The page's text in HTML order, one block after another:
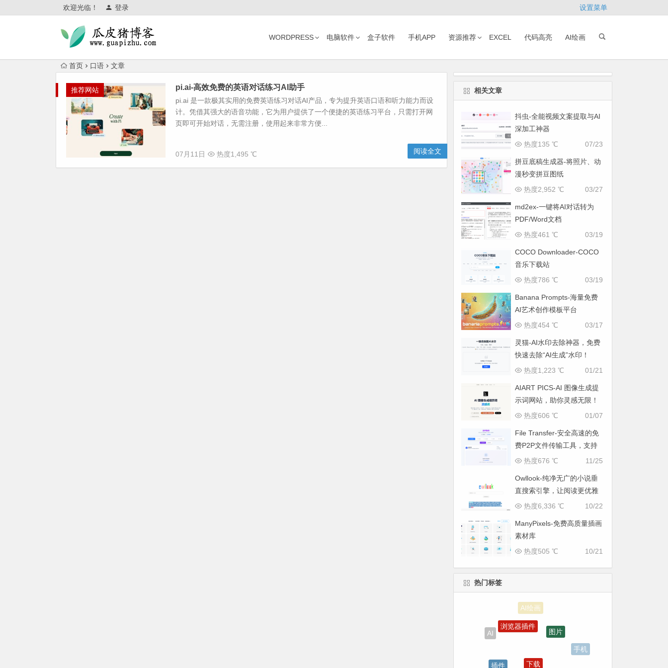
欢迎光临！ 登录 设置菜单
WORDPRESS 电脑软件 盒子软件 手机APP 资源推荐 EXCEL 代码高亮 AI绘画
首页 口语 文章
推荐网站 pi.ai-高效免费的英语对话练习AI助手
pi.ai 是一款极其实用的免费英语练习对话AI产品，专为提升英语口语和听力能力而设
计。凭借其强大的语音功能，它为用户提供了一个便捷的英语练习平台，只需打开网
页即可开始对话，无需注册，使用起来非常方便...
07月11日 热度1,495 ℃ 阅读全文
相关文章
抖虫-全能视频文案提取与AI
深加工神器
07/23
热度135 ℃
拼豆底稿生成器-将照片、动
漫秒变拼豆图纸
03/27
热度2,952 ℃
md2ex-一键将AI对话转为
PDF/Word文档
03/19
热度461 ℃
COCO Downloader-COCO
音乐下载站
03/19
热度786 ℃
Banana Prompts-海量免费
AI艺术创作模板平台
03/17
热度454 ℃
灵猫-AI水印去除神器，免费
快速去除“AI生成”水印！
01/21
热度1,223 ℃
AIART PICS-AI 图像生成提
示词网站，助你灵感无限！
01/07
热度606 ℃
File Transfer-安全高速的免
费P2P文件传输工具，支持
多平台无缝互通
11/25
热度676 ℃
Owllook-纯净无广的小说垂
直搜索引擎，让阅读更优雅
10/22
热度6,336 ℃
ManyPixels-免费高质量插画
素材库
10/21
热度505 ℃
热门标签
AI
浏览器插件
图片
手机
插件
下载